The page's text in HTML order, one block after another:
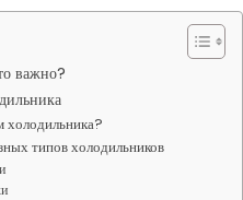
важно?
типов холодильников